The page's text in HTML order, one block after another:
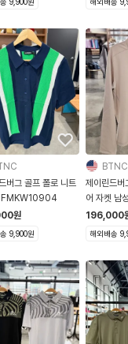
버그 골프 폴로 니트
FMKW10904
원
9,900원
BTNC
제이린드버
어 자켓 남
196,000
해외배송